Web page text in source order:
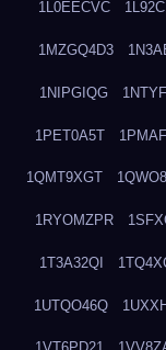
1L0EECVC
1MZGQ4D3
1NIPGIQG
1PET0A5T
1QMT9XGT
1RYOMZPR
1T3A32QI
1UTQO46Q